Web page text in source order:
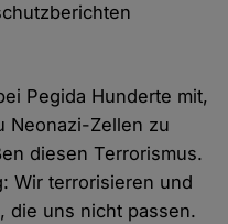
Pegida Hunderte mit,
Neonazi-Zellen zu
diesen Terrorismus.
Wir terrorisieren und
die uns nicht passen.